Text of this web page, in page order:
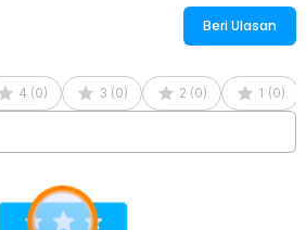
Beri Ulasan
4 (0) 3 (0) 2 (0) 1 (0)